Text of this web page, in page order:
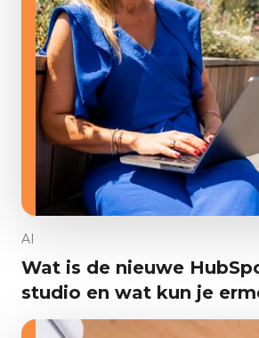
AI
Wat is de nieuwe
studio en wat kun je